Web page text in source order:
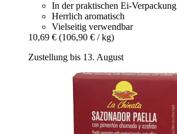
In der praktischen Ei-Verpackung
Herrlich aromatisch
Vielseitig verwendbar
10,69 € (106,90 € / kg)
Zustellung bis 13. August